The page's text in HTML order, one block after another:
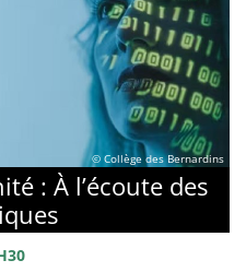
© Collège des Bernardins
: À l’écoute des